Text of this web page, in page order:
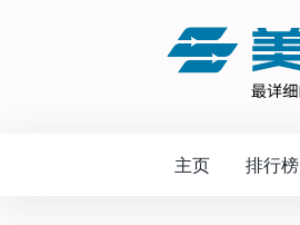
主页 排行榜